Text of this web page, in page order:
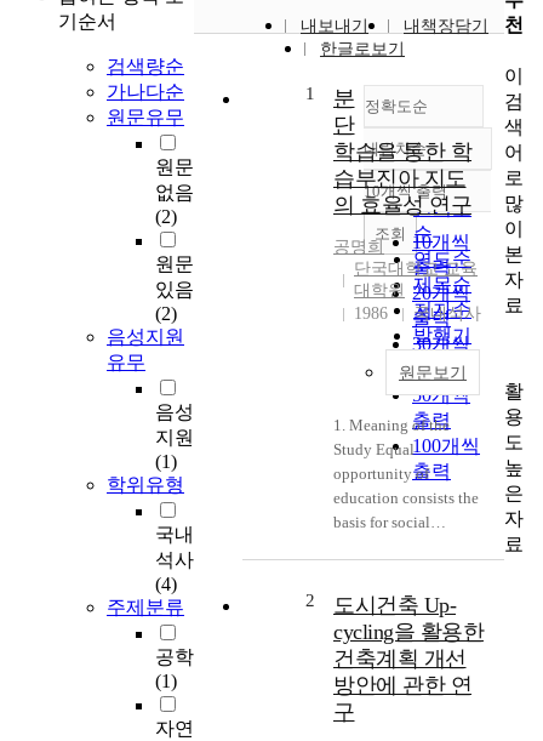
기순서
검색량순
가나다순
원문유무
원문
없음
(2)
원문
있음
(2)
음성지원
유무
음성
지원
(1)
학위유형
국내
석사
(4)
주제분류
공학
(1)
자연
내보내기
내책장담기
한글로보기
정확도순
정확도
순
인기도
순
연도순
제목순
저자순
발행기
관순
내림차순
내림차순
10개씩 출력
10개씩
출력
20개씩
출력
30개씩
출력
50개씩
출력
100개씩
출력
조회
1
분
단
학습을 통한 학
습부진아 지도
의 효율성 연구
공명희
단국대학교 교육
대학원
1986
국내석사
원문보기
1. Meaning of the
Study Equal
opportunity of
education consists the
basis for social
society. One of the
most difficult problems
in school education is
how all the
participating students
achieve full learning, It
2
도시건축 Up-
cycling을 활용한
건축계획 개선
방안에 관한 연
구
천
이
검
색
어
로
많
이
본
자
료
활
용
도
높
은
자
료